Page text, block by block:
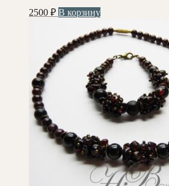
2500 ₽ В корзину